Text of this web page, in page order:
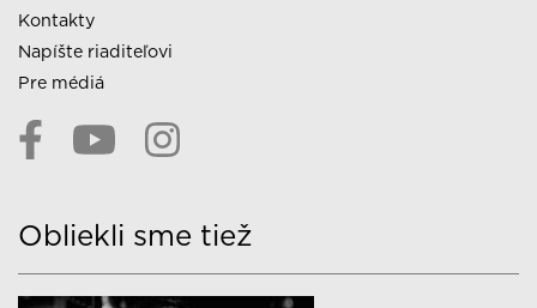
Kontakty
Napíšte riaditeľovi
Pre médiá
Obliekli sme tiež